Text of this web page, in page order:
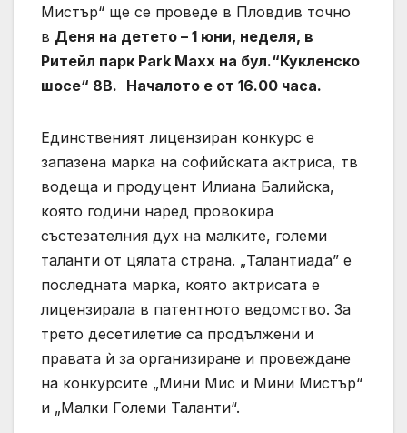
Мистър“ ще се проведе в Пловдив точно
в Деня на детето – 1 юни, неделя, в
Ритейл парк Park Maxx на бул.“Кукленско
шосе“ 8В. Началото е от 16.00 часа.
Единственият лицензиран конкурс е
запазена марка на софийската актриса, тв
водеща и продуцент Илиана Балийска,
която години наред провокира
състезателния дух на малките, големи
таланти от цялата страна. „Талантиада” е
последната марка, която актрисата е
лицензирала в патентното ведомство. За
трето десетилетие са продължени и
правата ѝ за организиране и провеждане
на конкурсите „Мини Мис и Мини Мистър“
и „Малки Големи Таланти“.